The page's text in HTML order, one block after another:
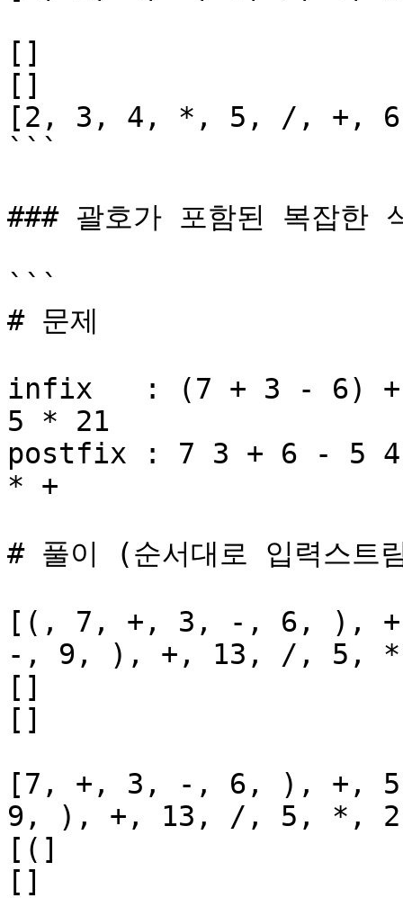
[]
[]
[2, 3, 4, *, 5, /, +,
```
### 괄호가 포함된 복잡한
```
# 문제
infix   : (7 + 3 - 6)
5 * 21
postfix : 7 3 + 6 - 5
* +
# 풀이 (순서대로 입력스트
[(, 7, +, 3, -, 6, ),
-, 9, ), +, 13, /, 5,
[]
[]
[7, +, 3, -, 6, ), +,
9, ), +, 13, /, 5, *,
[(]
[]